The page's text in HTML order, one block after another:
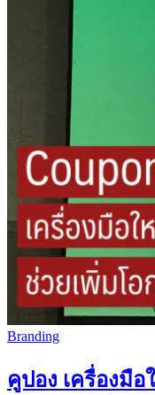
Branding
คูปอง เครื่องมื